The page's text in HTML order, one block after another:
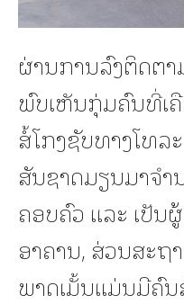
ຜ່ານການລົງຕິດຕ
ພົບເຫັນກຸ່ມຄົນທີ່ເ
ສໍ້ໂກງຊັບທາງໂທລ
ສັນຊາດມຽນມາຈ
ຄອບຄົວ ແລະ ເປັ
ອາຄານ, ສ່ວນສະຖ
ພາດເມັ້ນແມ່ນມີຄົ